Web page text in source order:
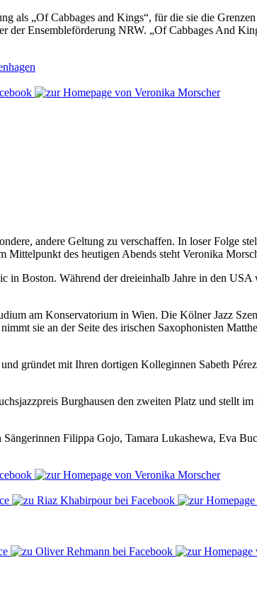
als „Of Cabbages and Kings“, für die sie die
der Ensembleförderung NRW. „Of Cabbages And
andere Geltung zu verschaffen. In loser Folge
Mittelpunkt des heutigen Abends steht Veronika
in Boston. Während der dreieinhalb Jahre in den
am Konservatorium in Wien. Die Kölner Jazz
sie an der Seite des irischen Saxophonisten
gründet mit Ihren dortigen Kolleginnen Sabeth
Burghausen den zweiten Platz und stellt
Filippa Gojo, Tamara Lukashewa, Eva